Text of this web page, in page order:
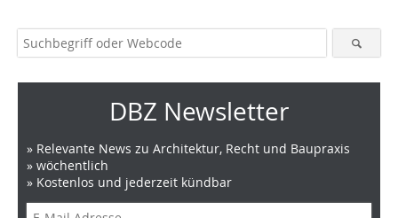
DBZ Newsletter
» Relevante News zu Architektur, Recht und Baupraxis
» wöchentlich
» Kostenlos und jederzeit kündbar